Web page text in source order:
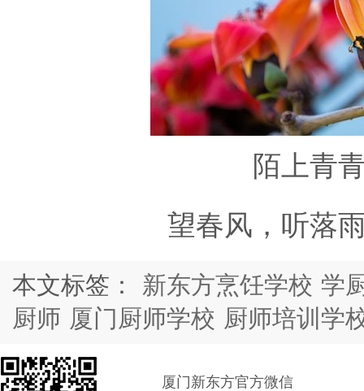
陌上青
望春风，听落
本文标签： 新东方烹饪学校 学
厨师 厦门厨师学校 厨师培训学
厦门新东方官方微信